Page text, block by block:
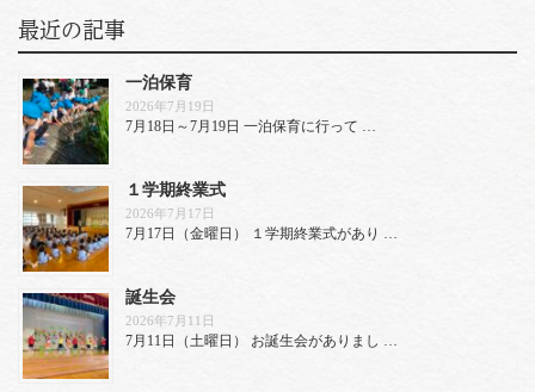
最近の記事
一泊保育
2026年7月19日
7月18日～7月19日 一泊保育に行って …
１学期終業式
2026年7月17日
7月17日（金曜日） １学期終業式があり …
誕生会
2026年7月11日
7月11日（土曜日） お誕生会がありまし …